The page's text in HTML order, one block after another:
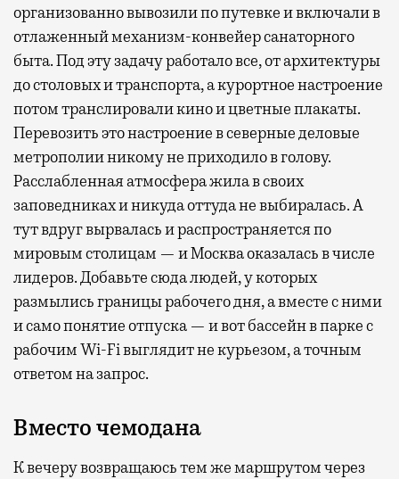
организованно вывозили по путевке и включали в
отлаженный механизм-конвейер санаторного
быта. Под эту задачу работало все, от архитектуры
до столовых и транспорта, а курортное настроение
потом транслировали кино и цветные плакаты.
Перевозить это настроение в северные деловые
метрополии никому не приходило в голову.
Расслабленная атмосфера жила в своих
заповедниках и никуда оттуда не выбиралась. А
тут вдруг вырвалась и распространяется по
мировым столицам — и Москва оказалась в числе
лидеров. Добавьте сюда людей, у которых
размылись границы рабочего дня, а вместе с ними
и само понятие отпуска — и вот бассейн в парке с
рабочим Wi-Fi выглядит не курьезом, а точным
ответом на запрос.
Вместо чемодана
К вечеру возвращаюсь тем же маршрутом через